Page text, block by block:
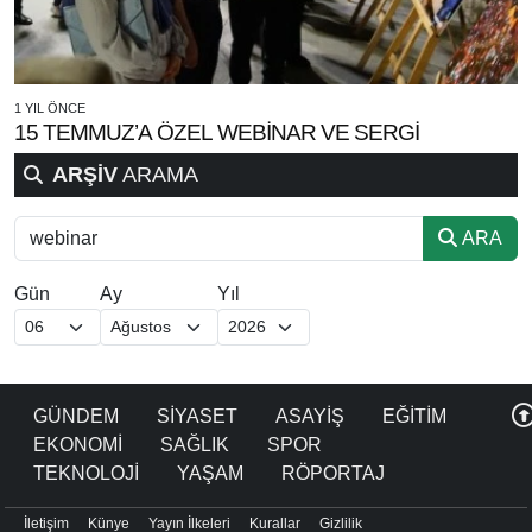
1 YIL ÖNCE
15 TEMMUZ’A ÖZEL WEBİNAR VE SERGİ
ARŞİV ARAMA
ARA
Gün Ay Yıl
GÜNDEM SİYASET ASAYİŞ
EĞİTİM
EKONOMİ
SAĞLIK
SPOR
TEKNOLOJİ
YAŞAM RÖPORTAJ
İletişim Künye Yayın İlkeleri Kurallar Gizlilik